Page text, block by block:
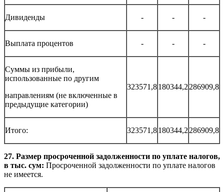
Дивиденды - - -
Выплата процентов - - -
Суммы из прибыли,
использованные по другим
направлениям (не включенные в
предыдущие категории)
323571,8180344,2 286909,8
Итого: 323571,8180344,2 286909,8
27. Размер просроченной задолженности по уплате налогов,
в тыс. сум: Просроченной задолженности по уплате налогов
не имеется.